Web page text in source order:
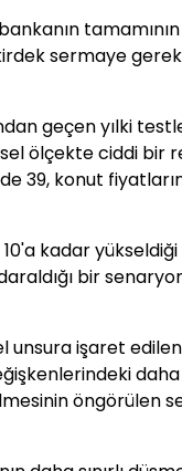
tamamının
sermaye
geçen yılki
ölçekte ciddi bir
39, konut
10'a kadar
bir
unsura işaret
öngörülen